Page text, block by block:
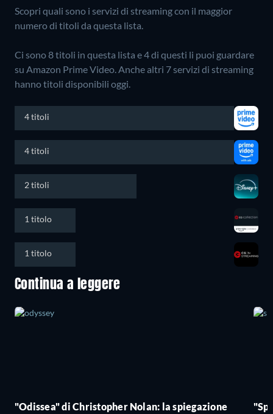
Scopri quali sono i servizi di streaming con il maggior
numero di titoli da questa lista.
Ci sono 8 titoli in questa lista e 4 di questi li puoi guardare
su Amazon Prime Video.Anche altri 7 servizi di streaming
hanno titoli disponibili oggi.
4 titoli
4 titoli
2 titoli
1 titolo
1 titolo
Continua a leggere
"Odissea" di Christopher Nolan: la spiegazione